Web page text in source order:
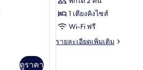
ดูราคา
ท
เม
นท์,
1 เตียงคิงไซส์
Wi-Fi ฟรี
รายละเอียดเพิ่มเติม
ราย